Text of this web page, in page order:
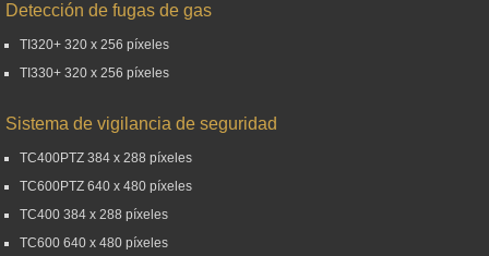
Detección de fugas de gas
TI320+ 320 x 256 píxeles
TI330+ 320 x 256 píxeles
Sistema de vigilancia de seguridad
TC400PTZ 384 x 288 píxeles
TC600PTZ 640 x 480 píxeles
TC400 384 x 288 píxeles
TC600 640 x 480 píxeles